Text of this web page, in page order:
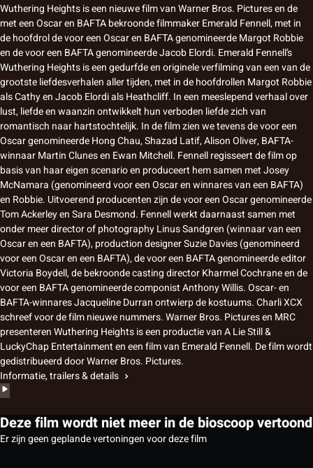
Wuthering Heights is een nieuwe film van Warner Bros. Pictures en de
met een Oscar en BAFTA bekroonde filmmaker Emerald Fennell, met in
de hoofdrol de voor een Oscar en BAFTA genomineerde Margot Robbie
en de voor een BAFTA genomineerde Jacob Elordi. Emerald Fennell’s
Wuthering Heights is een gedurfde en originele verfilming van een van de
grootste liefdesverhalen aller tijden, met in de hoofdrollen Margot Robbie
als Cathy en Jacob Elordi als Heathcliff. In een meeslepend verhaal over
lust, liefde en waanzin ontwikkelt hun verboden liefde zich van
romantisch naar hartstochtelijk. In de film zien we tevens de voor een
Oscar genomineerde Hong Chau, Shazad Latif, Alison Oliver, BAFTA-
winnaar Martin Clunes en Ewan Mitchell. Fennell regisseert de film op
basis van haar eigen scenario en produceert hem samen met Josey
McNamara (genomineerd voor een Oscar en winnares van een BAFTA)
en Robbie. Uitvoerend producenten zijn de voor een Oscar genomineerde
Tom Ackerley en Sara Desmond. Fennell werkt daarnaast samen met
onder meer director of photography Linus Sandgren (winnaar van een
Oscar en een BAFTA), production designer Suzie Davies (genomineerd
voor een Oscar en een BAFTA), de voor een BAFTA genomineerde editor
Victoria Boydell, de bekroonde casting director Kharmel Cochrane en de
voor een BAFTA genomineerde componist Anthony Willis. Oscar- en
BAFTA-winnares Jacqueline Durran ontwierp de kostuums. Charli XCX
schreef voor de film nieuwe nummers. Warner Bros. Pictures en MRC
presenteren Wuthering Heights is een productie van A Lie Still &
LuckyChap Entertainment en een film van Emerald Fennell. De film wordt
gedistribueerd door Warner Bros. Pictures.
Informatie, trailers & details
Deze film wordt niet meer in de bioscoop vertoond
Er zijn geen geplande vertoningen voor deze film